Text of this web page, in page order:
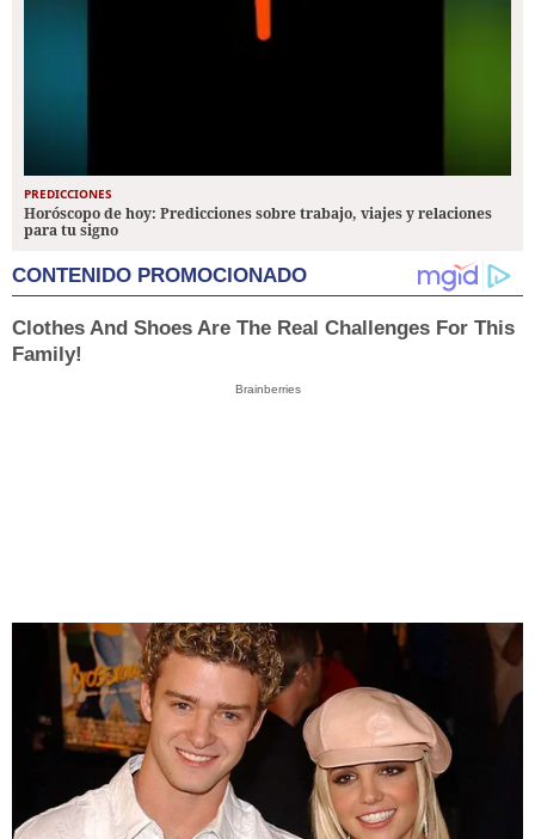
PREDICCIONES
Horóscopo de hoy: Predicciones sobre trabajo, viajes y relaciones
para tu signo
CONTENIDO PROMOCIONADO
Clothes And Shoes Are The Real Challenges For This
Family!
Brainberries